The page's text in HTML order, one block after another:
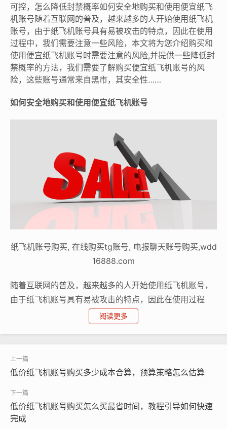
可控，怎么降低封禁概率如何安全地购买和使用便宜纸飞
机账号随着互联网的普及，越来越多的人开始使用纸飞机
账号，由于纸飞机账号具有易被攻击的特点，因此在使用
过程中，我们需要注意一些风险，本文将为您介绍购买和
使用便宜纸飞机账号时需要注意的风险,并提供一些降低封
禁概率的方法，我们需要了解购买便宜纸飞机账号的风
险，这些账号通常来自黑市，其安全性……
如何安全地购买和使用便宜纸飞机账号
纸飞机账号购买, 在线购买tg账号, 电报聊天账号购买,wdd
16888.com
随着互联网的普及，越来越多的人开始使用纸飞机账号，
由于纸飞机账号具有易被攻击的特点，因此在使用过程
中，我们需要注意一些风险，本文将为您介绍购买和使用
我们需要了解购买便宜纸飞机账号的风险，这些账号通常
他人使用过，存在密码泄露、账号被封禁等风险，购买便
宜纸飞机账号可能还会涉及到法律风险,因为这种行为可能
涉嫌侵犯他人隐私。
阅读更多
低价纸飞机账号购买多少成本合算，预算策略怎么估算
低价纸飞机账号购买怎么买最省时间，教程引导如何快速
完成